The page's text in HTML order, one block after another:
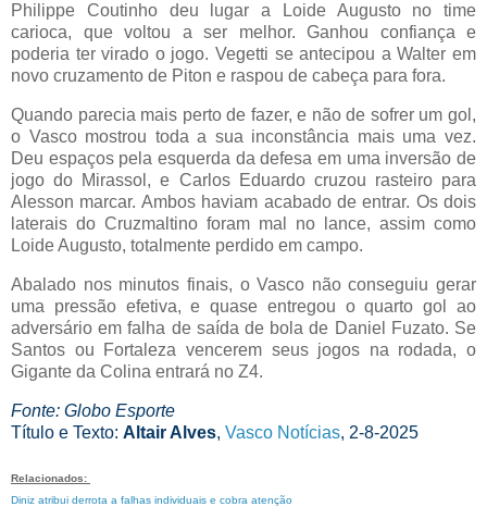
Philippe Coutinho deu lugar a Loide Augusto no time
carioca, que voltou a ser melhor. Ganhou confiança e
poderia ter virado o jogo. Vegetti se antecipou a Walter em
novo cruzamento de Piton e raspou de cabeça para fora.
Quando parecia mais perto de fazer, e não de sofrer um gol,
o Vasco mostrou toda a sua inconstância mais uma vez.
Deu espaços pela esquerda da defesa em uma inversão de
jogo do Mirassol, e Carlos Eduardo cruzou rasteiro para
Alesson marcar. Ambos haviam acabado de entrar. Os dois
laterais do Cruzmaltino foram mal no lance, assim como
Loide Augusto, totalmente perdido em campo.
Abalado nos minutos finais, o Vasco não conseguiu gerar
uma pressão efetiva, e quase entregou o quarto gol ao
adversário em falha de saída de bola de Daniel Fuzato. Se
Santos ou Fortaleza vencerem seus jogos na rodada, o
Gigante da Colina entrará no Z4.
Fonte: Globo Esporte
Título e Texto: Altair Alves, Vasco Notícias, 2-8-2025
Relacionados:
Diniz atribui derrota a falhas individuais e cobra atenção